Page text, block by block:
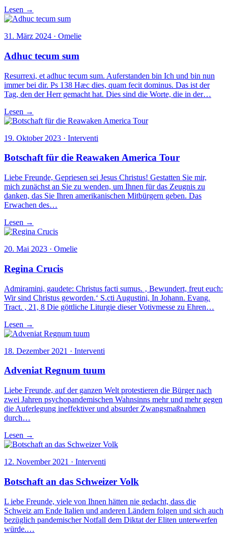
Lesen →
31. März 2024 · Omelie
Adhuc tecum sum
Resurrexi, et adhuc tecum sum. Auferstanden bin Ich und bin nun
immer bei dir. Ps 138 Hæc dies, quam fecit dominus. Das ist der
Tag, den der Herr gemacht hat. Dies sind die Worte, die in der…
Lesen →
19. Oktober 2023 · Interventi
Botschaft für die Reawaken America Tour
Liebe Freunde, Gepriesen sei Jesus Christus! Gestatten Sie mir,
mich zunächst an Sie zu wenden, um Ihnen für das Zeugnis zu
danken, das Sie Ihren amerikanischen Mitbürgern geben. Das
Erwachen des…
Lesen →
20. Mai 2023 · Omelie
Regina Crucis
Admiramini, gaudete: Christus facti sumus. ‚ Bewundert, freut euch:
Wir sind Christus geworden.‘ S.cti Augustini, In Johann. Evang.
Tract. , 21, 8 Die göttliche Liturgie dieser Votivmesse zu Ehren…
Lesen →
18. Dezember 2021 · Interventi
Adveniat Regnum tuum
Liebe Freunde, auf der ganzen Welt protestieren die Bürger nach
zwei Jahren psychopandemischen Wahnsinns mehr und mehr gegen
die Auferlegung ineffektiver und absurder Zwangsmaßnahmen
durch…
Lesen →
12. November 2021 · Interventi
Botschaft an das Schweizer Volk
L iebe Freunde, viele von Ihnen hätten nie gedacht, dass die
Schweiz am Ende Italien und anderen Ländern folgen und sich auch
bezüglich pandemischer Notfall dem Diktat der Eliten unterwerfen
würde.…